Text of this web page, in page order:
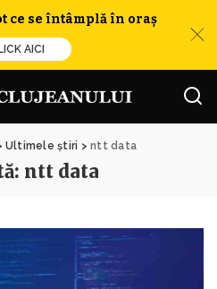
ce se întâmplă în oraș
AICI
Ultimele știri >ntt data
ntt data